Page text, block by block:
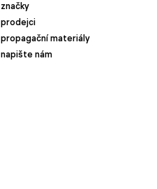
značky
prodejci
propagační materiály
napište nám